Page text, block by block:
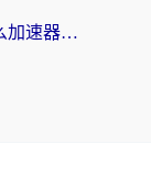
人在国外玩流星蝴蝶剑需要什么加速器？老玩家亲测的终极解决方案